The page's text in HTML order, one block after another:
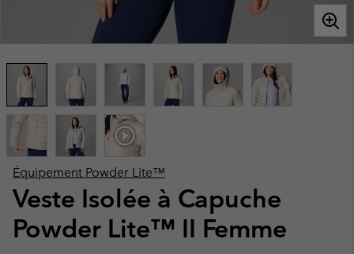
Équipement Powder Lite™
Veste Isolée à Capuche
Powder Lite™ II Femme